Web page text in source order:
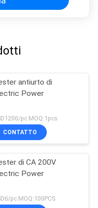
antiurto di
Power
pc MOQ:1pcs
CONTATTO
di CA 200V
Power
pc MOQ:100PCS